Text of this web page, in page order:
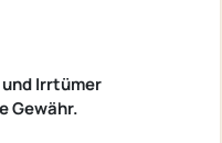
Irrtümer
Gewähr.